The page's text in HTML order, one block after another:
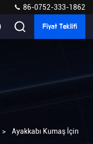
86-0752-333-1862
Fiyat Teklifi
> Ayakkabı Kumaş İçin